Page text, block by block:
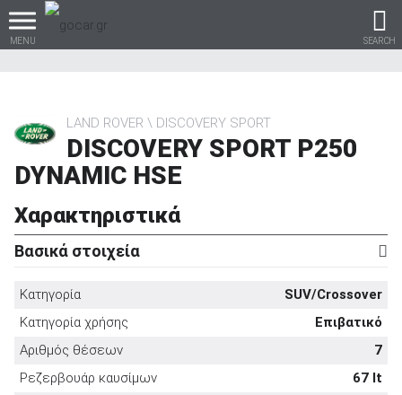
MENU SEARCH
Βρες τα πάντα για το
αυτοκίνητο!
Καινούρια
LAND ROVER DISCOVERY SPORT
DISCOVERY SPORT P250
DYNAMIC HSE
Χαρακτηριστικά
Βασικά στοιχεία
Κατηγορία
SUV/Crossover
Κατηγορία χρήσης
Επιβατικό
Αριθμός θέσεων
7
Ρεζερβουάρ καυσίμων
67 lt